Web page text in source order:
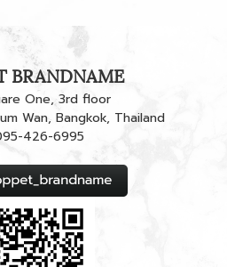
BRANDNAME
One, 3rd floor
Wan, Bangkok, Thailand
426-6995